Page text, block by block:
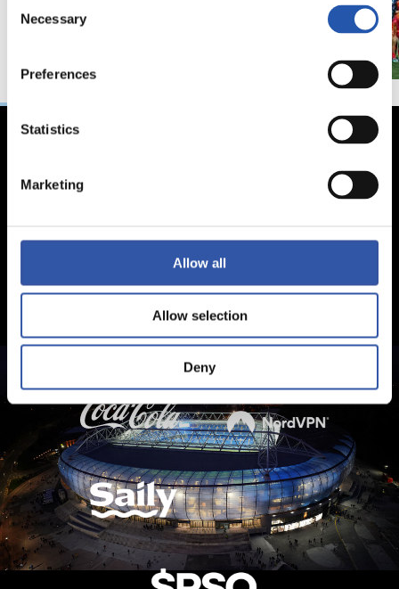
Selection
Necessary
Preferences
Statistics
Marketing
Allow all
Allow selection
Deny